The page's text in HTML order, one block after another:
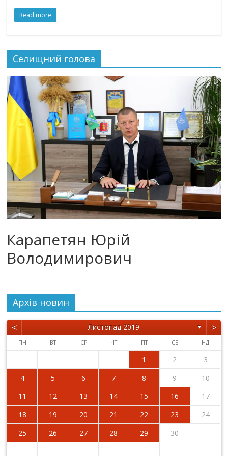
Read more
Селищний голова
Карапетян Юрій
Володимирович
Архiв новин
< Листопад 2019 ▼ >
ПН ВТ СР ЧТ ПТ СБ НД
1 2
3
4
5 6 7 8 9
10
11
12 13 14 15 16
17
18
19 20 21 22 23
24
25
26 27 28 29 30